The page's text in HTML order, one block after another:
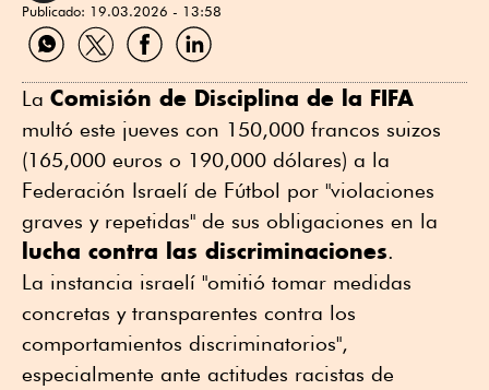
Publicado: 19.03.2026 - 13:58
Compartir
por
Compartir
por
Compartir
por
Compartir
por
La Comisión de Disciplina de la FIFA
multó este jueves con 150,000 francos suizos
(165,000 euros o 190,000 dólares) a la
Federación Israelí de Fútbol por "violaciones
graves y repetidas" de sus obligaciones en la
lucha contra las discriminaciones.
La instancia israelí "omitió tomar medidas
concretas y transparentes contra los
comportamientos discriminatorios",
especialmente ante actitudes racistas de